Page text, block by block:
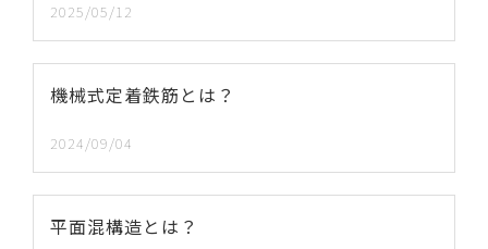
2025/05/12
機械式定着鉄筋とは？
2024/09/04
平面混構造とは？